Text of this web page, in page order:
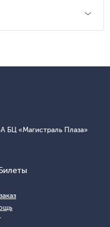
БЦ «Магистраль Плаза»